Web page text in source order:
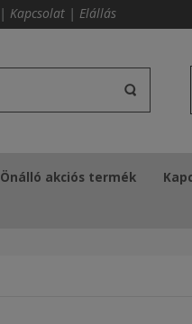
| Kapcsolat | Elállás
Önálló akciós termék